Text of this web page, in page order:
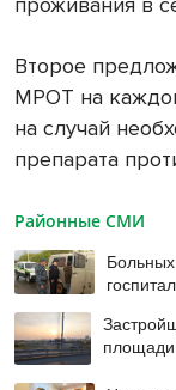
Второе
МРОТ на
на случай
препарата
Районные СМИ
площади